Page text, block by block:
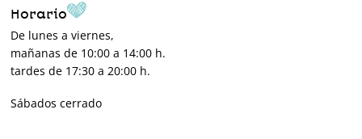
Horario
De lunes a viernes,
mañanas de 10:00 a 14:00 h.
tardes de 17:30 a 20:00 h.
Sábados cerrado